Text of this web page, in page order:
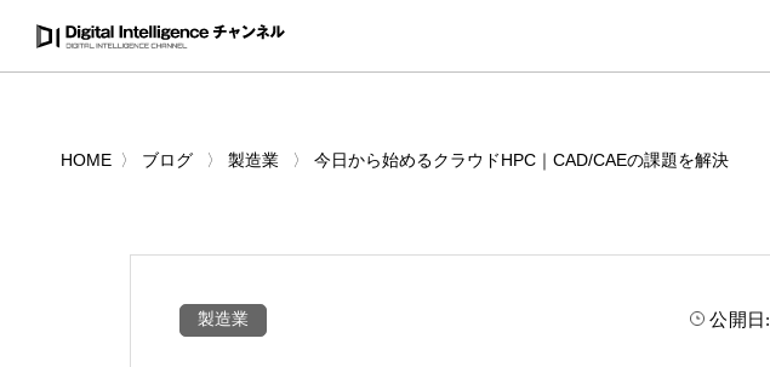
HOME ブログ 製造業 今日から始めるクラウドHPC｜CAD/CAEの課題を解決
製造業 公開日: